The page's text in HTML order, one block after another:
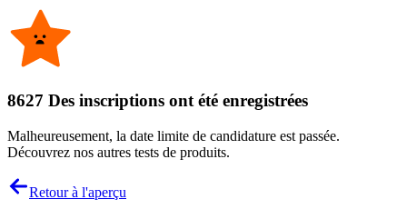
8627 Des inscriptions ont été enregistrées
Malheureusement, la date limite de candidature est passée.
Découvrez nos autres tests de produits.
Retour à l'aperçu